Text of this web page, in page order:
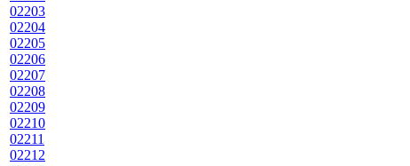
02203
02204
02205
02206
02207
02208
02209
02210
02211
02212